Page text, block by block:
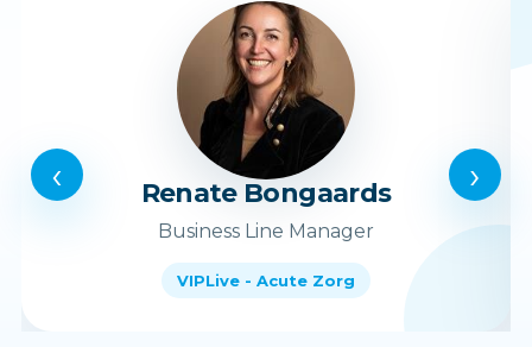
‹ Renate Bongaards
Business Line Manager
VIPLive - Acute Zorg
›